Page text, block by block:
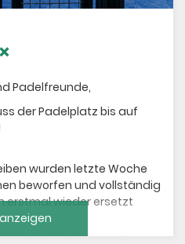
Padelfreunde,
der Padelplatz bis auf
wurden letzte Woche
beworfen und vollständig
erstmal wieder ersetzt
um den Padelplatz